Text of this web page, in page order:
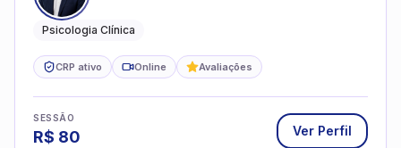
Psicologia Clínica
CRP ativo Online Avaliações
SESSÃO
R$ 80 Ver Perfil